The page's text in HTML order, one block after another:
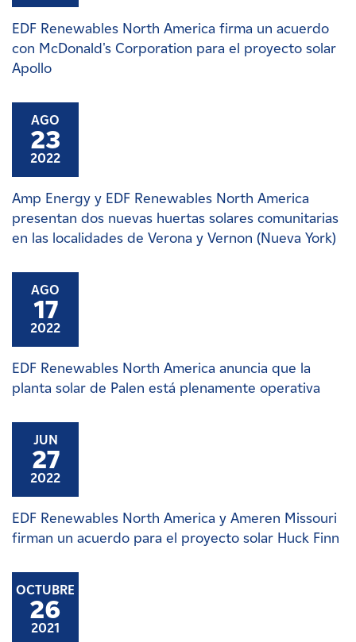
EDF Renewables North America firma un acuerdo
con McDonald's Corporation para el proyecto solar
Apollo
AGO
23
2022
Amp Energy y EDF Renewables North America
presentan dos nuevas huertas solares comunitarias
en las localidades de Verona y Vernon (Nueva York)
AGO
17
2022
EDF Renewables North America anuncia que la
planta solar de Palen está plenamente operativa
JUN
27
2022
EDF Renewables North America y Ameren Missouri
firman un acuerdo para el proyecto solar Huck Finn
OCTUBRE
26
2021